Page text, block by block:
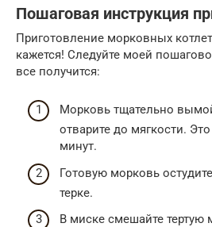
Пошаговая инструкция
Приготовление морковных
кажется! Следуйте моей
все получится:
Морковь тщательно
отварите до мягкости.
минут.
Готовую морковь
терке.
В миске смешайте тертую